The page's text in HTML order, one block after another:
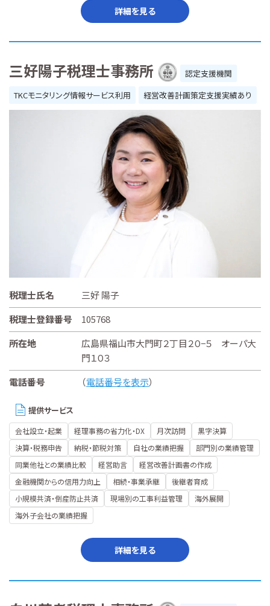
詳細を見る
三好陽子税理士事務所
認定支援機関
TKCモニタリング情報サービス利用
経営改善計画策定支援実績あり
税理士氏名
三好 陽子
税理士登録番号
105768
所在地
広島県福山市大門町２丁目２０−５ オーパ大
門１０３
電話番号
（電話番号を表示）
提供サービス
会社設立・起業 経理事務の省力化・DX 月次訪問
黒字決算
決算・税務申告
納税・節税対策 自社の業績把握
部門別の業績管理
同業他社との業績比較
経営助言
経営改善計画書の作成
金融機関からの信用力向上
相続・事業承継
後継者育成
小規模共済・倒産防止共済
現場別の工事利益管理
海外展開
海外子会社の業績把握
詳細を見る